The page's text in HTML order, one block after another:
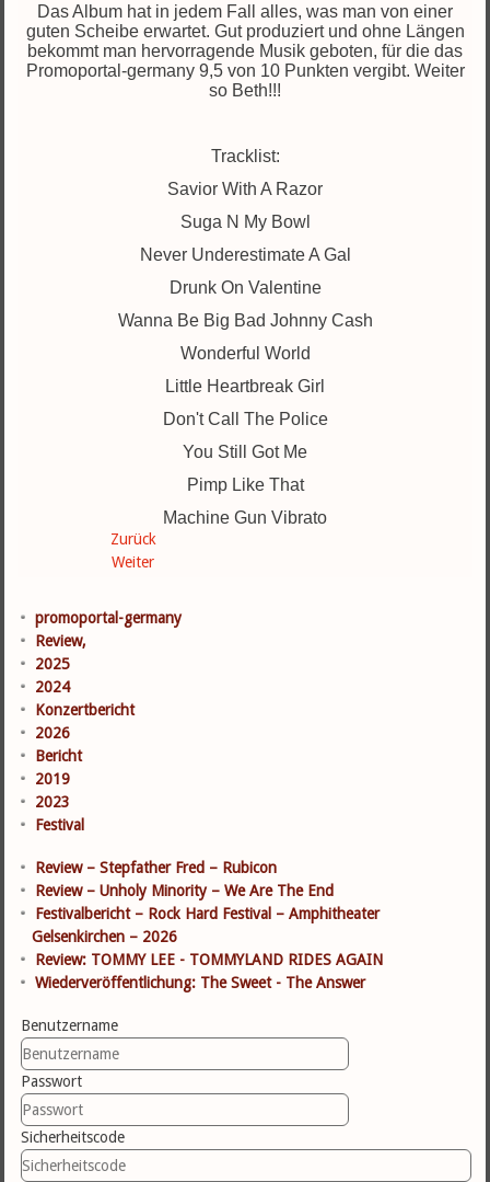
Das Album hat in jedem Fall alles, was man von einer
guten Scheibe erwartet. Gut produziert und ohne Längen
bekommt man hervorragende Musik geboten, für die das
Promoportal-germany 9,5 von 10 Punkten vergibt. Weiter
so Beth!!!
Tracklist:
Savior With A Razor
Suga N My Bowl
Never Underestimate A Gal
Drunk On Valentine
Wanna Be Big Bad Johnny Cash
Wonderful World
Little Heartbreak Girl
Don't Call The Police
You Still Got Me
Pimp Like That
Machine Gun Vibrato
Zurück
Weiter
promoportal-germany
Review,
2025
2024
Konzertbericht
2026
Bericht
2019
2023
Festival
Review – Stepfather Fred – Rubicon
Review – Unholy Minority – We Are The End
Festivalbericht – Rock Hard Festival – Amphitheater
Gelsenkirchen – 2026
Review: TOMMY LEE - TOMMYLAND RIDES AGAIN
Wiederveröffentlichung: The Sweet - The Answer
Benutzername
Passwort
Sicherheitscode